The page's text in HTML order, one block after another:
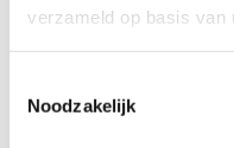
verzameld op basis van
Noodzakelijk
zelfregulering.
volwaardige plaats in